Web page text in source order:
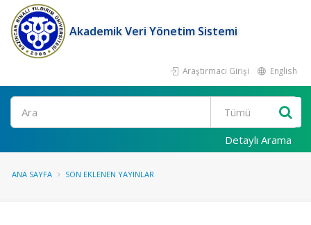
Akademik Veri Yönetim Sistemi
Araştırmacı Girişi English
Ara
Detaylı Arama
ANA SAYFA SON EKLENEN YAYINLAR